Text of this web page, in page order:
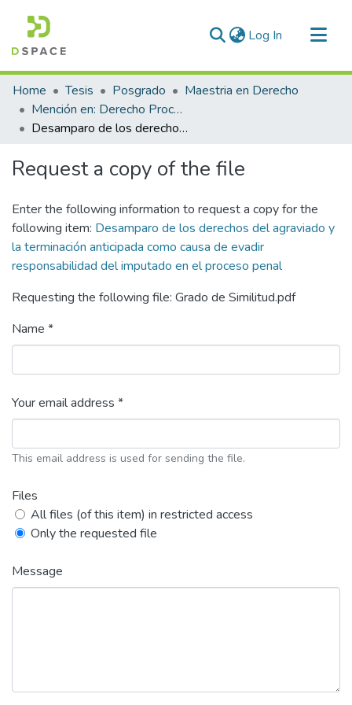
Log In (current)
Communities & Collections
All of DSpace
Statistics
Home Tesis Posgrado
Maestria en Derecho
Mención en: Derecho Procesal Penal
Desamparo de los derechos del agraviado y la terminación anticipada como causa de evadir responsabilidad del imputado en el proceso penal
Request a copy of the file
Enter the following information to request a copy for the
following item: Desamparo de los derechos del agraviado y
la terminación anticipada como causa de evadir
responsabilidad del imputado en el proceso penal
Requesting the following file: Grado de Similitud.pdf
Name *
Your email address *
This email address is used for sending the file.
Files
All files (of this item) in restricted access
Only the requested file
Message